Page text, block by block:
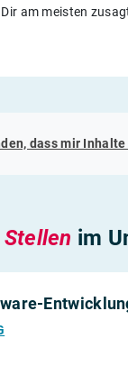
am meisten
dass mir
im